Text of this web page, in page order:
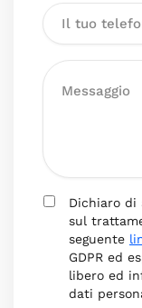
Dichiaro di
sul
seguente
GDPR ed
libero ed
dati